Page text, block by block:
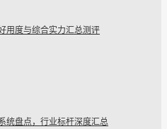
用度与综合实力汇总测评
统盘点，行业标杆深度汇总